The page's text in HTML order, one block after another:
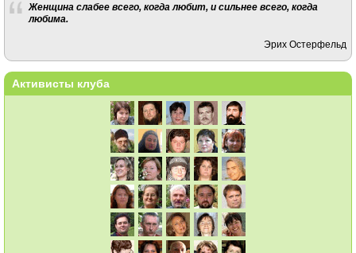
Женщина слабее всего, когда любит, и сильнее всего, когда
любима.
Эрих Остерфельд
Активисты клуба